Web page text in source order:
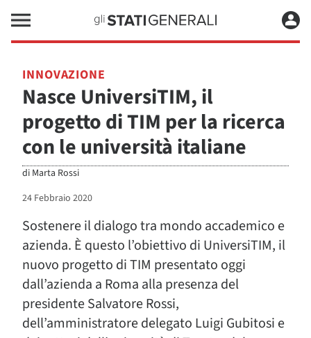
INNOVAZIONE
Nasce UniversiTIM, il
progetto di TIM per la ricerca
con le università italiane
di Marta Rossi
24 Febbraio 2020
Sostenere il dialogo tra mondo accademico e
azienda. È questo l’obiettivo di UniversiTIM, il
nuovo progetto di TIM presentato oggi
dall’azienda a Roma alla presenza del
presidente Salvatore Rossi,
dell’amministratore delegato Luigi Gubitosi e